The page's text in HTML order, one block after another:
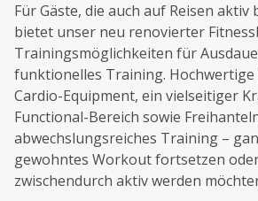
Für Gäste, die auch auf Reisen aktiv
bietet unser neu renovierter
Trainingsmöglichkeiten für
funktionelles Training. Hochwertige
Cardio-Equipment, ein vielseitiger
Functional-Bereich sowie
abwechslungsreiches Training –
gewohntes Workout fortsetzen
zwischendurch aktiv werden